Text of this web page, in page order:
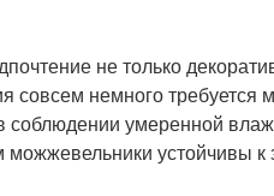
не только
совсем немного требуется
соблюдении умеренной
устойчивы к